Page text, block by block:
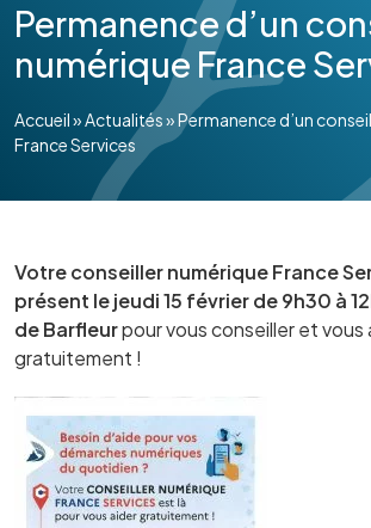
Permanence d’un
numérique France
Accueil»Actualités»Permanence d’un
France Services
Votre conseiller numérique France
présent le jeudi 15 février de 9h30 à
de Barfleurpour vous conseiller et vous
gratuitement !